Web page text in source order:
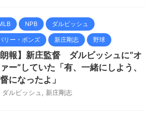
NPB ダルビッシュ
リー・ボンズ 新庄剛志 野球
朗報】新庄監督 ダルビッシュに“オ
ー”していた「有、一緒にしよう、
になったよ」
ダルビッシュ 新庄剛志